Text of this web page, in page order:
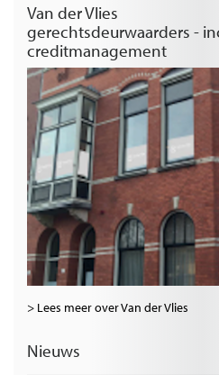
Van der Vlies
gerechtsdeurwaarders -
creditmanagement
> Lees meer over Van der Vlies
Nieuws